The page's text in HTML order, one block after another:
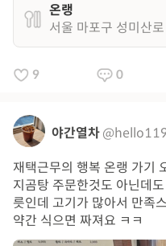
온랭
서울 마포구 성미산
9 0
야간열차
재택근무의 행복 온랭 가기
지곰탕 주문한것도 아닌데
릇인데 고기가 많아서 만족
약간 식으면 짜져요 ㅋㅋ